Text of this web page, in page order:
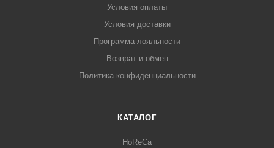
Условия оплаты
Условия доставки
Программа лояльности
Возврат и обмен
Политика конфиденциальности
КАТАЛОГ
HoReCa